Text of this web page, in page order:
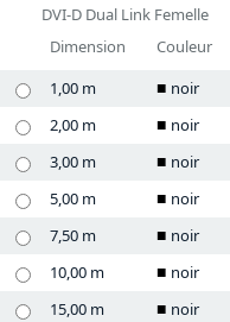
DVI-D Dual Link Femelle
Dimension
Couleur
1,00 m
noir
2,00 m
noir
3,00 m
noir
5,00 m
noir
7,50 m
noir
10,00 m
noir
15,00 m
noir